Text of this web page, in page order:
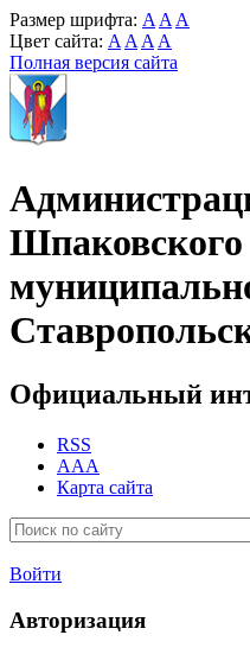
Размер шрифта: A A A
Цвет сайта: A A A A
Полная версия сайта
Шпаковского
Официальный
RSS
AAA
Карта сайта
Войти
Авторизация